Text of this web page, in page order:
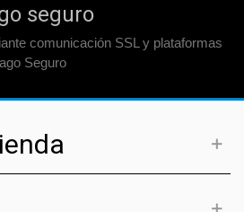
seguro
comunicación SSL y plataformas
Seguro